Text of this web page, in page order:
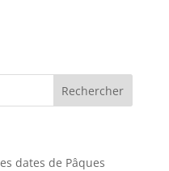
dates de Pâques